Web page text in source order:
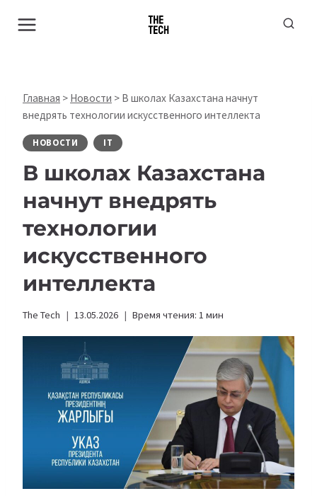
Главная > Новости > В школах Казахстана начнут
внедрять технологии искусственного интеллекта
НОВОСТИ IT
В школах Казахстана
начнут внедрять
технологии
искусственного
интеллекта
The Tech 13.05.2026 Время чтения: 1 мин